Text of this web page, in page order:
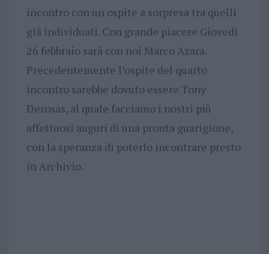
incontro con un ospite a sorpresa tra quelli
già individuati. Con grande piacere Giovedi
26 febbraio sarà con noi Marco Azara.
Precedentemente l’ospite del quarto
incontro sarebbe dovuto essere Tony
Derosas, al quale facciamo i nostri più
affettuosi auguri di una pronta guarigione,
con la speranza di poterlo incontrare presto
in Archivio.